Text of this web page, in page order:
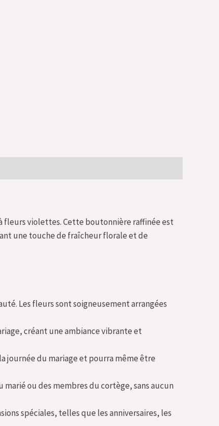
fleurs violettes. Cette boutonnière raffinée est
une touche de fraîcheur florale et de
Les fleurs sont soigneusement arrangées
créant une ambiance vibrante et
journée du mariage et pourra même être
ou des membres du cortège, sans aucun
spéciales, telles que les anniversaires, les